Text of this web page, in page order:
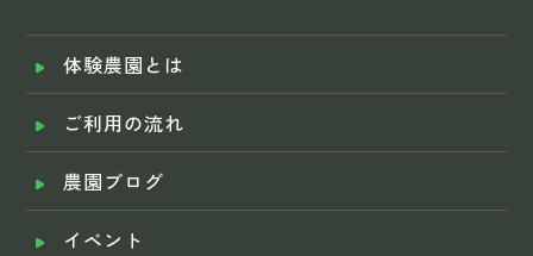
体験農園とは
ご利用の流れ
農園ブログ
イベント